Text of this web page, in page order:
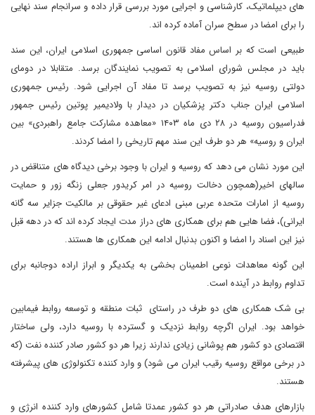
های دیپلماتیک، کارشناسی و اجرایی مورد بررسی قرار داده و سرانجام سند نهایی
را برای امضا در سطح سران آماده کرده اند.
طبیعی است که بر اساس مفاد قانون اساسی جمهوری اسلامی ایران، این سند
باید در مجلس شورای اسلامی به تصویب نمایندگان برسد. متقابلا در دومای
دولتی روسیه نیز به تصویب برسد تا مفاد آن اجرایی شود. رئیس جمهوری
اسلامی ایران جناب دکتر پزشکیان در دیدار با ولادیمیر پوتین رئیس جمهور
فدراسیون روسیه در ۲۸ دی ماه ۱۴۰۳ «معاهده مشارکت جامع راهبردی» بین
ایران و روسیه» هر دو طرف این سند مهم تاریخی را امضا کردند.
این مورد نشان می دهد که روسیه و ایران با وجود برخی دیدگاه های متناقض در
سالهای اخیر(همچون دخالت روسیه در امر کریدور جعلی زنگه زور و حمایت
روسیه از امارات متحده عربی مبنی ادعای غیر حقوقی بر مالکیت جزایر سه گانه
ایرانی)، فضا هایی هم برای همکاری های دراز مدت ایجاد کرده اند که در دهه قبل
نیز این اسناد را امضا و اکنون بدنبال ادامه این همکاری ها هستند.
این گونه معاهدات نوعی اطمینان بخشی به یکدیگر و ابراز اراده دوجانبه برای
تداوم روابط در آینده است.
بی شک همکاری های دو طرف در راستای ثبات منطقه و توسعه روابط فیمابین
خواهد بود. ایران اگرچه روابط نزدیک و گسترده با روسیه دارد، ولی ساختار
اقتصادی دو کشور هم پوشانی زیادی ندارند زیرا هر دو کشور صادر کننده نفت (که
در برخی مواقع روسیه رقیب ایران می شود) و وارد کننده تکنولوژی های پیشرفته
هستند.
بازارهای هدف صادراتی هر دو کشور عمدتا شامل کشورهای وارد کننده انرژی و